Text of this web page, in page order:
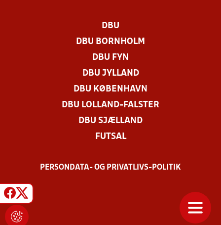
DBU
DBU BORNHOLM
DBU FYN
DBU JYLLAND
DBU KØBENHAVN
DBU LOLLAND-FALSTER
DBU SJÆLLAND
FUTSAL
PERSONDATA- OG PRIVATLIVS-POLITIK